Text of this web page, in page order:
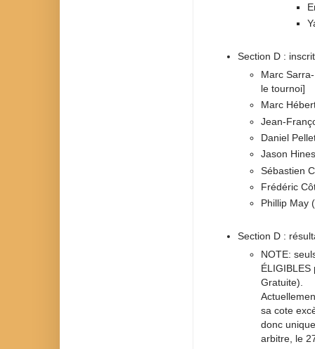
Section D :
Marc
le tournoi]
Marc
Jean-
Daniel
Jason
Sébastien
Frédéric
Phillip May
Section D :
NOTE:
Gratuite).
sa cote
donc
arbitre, le